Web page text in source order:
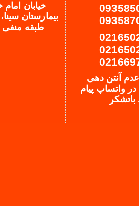
آنتن دهی
واتساپ پیام
باتشکر
خیابان امام
بیمارستان
طبقه منفی